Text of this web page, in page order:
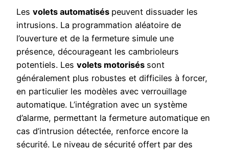
Les volets automatisés peuvent dissuader les
intrusions. La programmation aléatoire de
l’ouverture et de la fermeture simule une
présence, décourageant les cambrioleurs
potentiels. Les volets motorisés sont
généralement plus robustes et difficiles à forcer,
en particulier les modèles avec verrouillage
automatique. L’intégration avec un système
d’alarme, permettant la fermeture automatique en
cas d’intrusion détectée, renforce encore la
sécurité. Le niveau de sécurité offert par des